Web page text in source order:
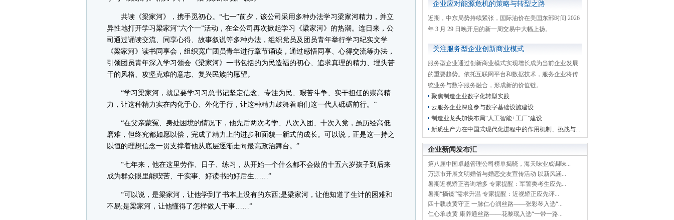
共读《梁家河》，携手觅初心。“七一”前夕，该公司采用多种办法学习梁家河精力，并立
异性地打开学习梁家河“六个一”活动，在全公司再次掀起学习《梁家河》的热潮。连日来，公
司通过诵读交流、同享心得、故事叙说等多种办法，组织党员及团员青年举行学习纪实文学
《梁家河》读书同享会，组织宽广团员青年进行章节诵读，通过感悟同享、心得交流等办法，
引领团员青年深入学习领会《梁家河》一书包括的为民造福的初心、追求真理的精力、埋头苦
干的风格、攻坚克难的意志、复兴民族的愿望。
“学习梁家河，就是要学习习总书记坚定信念、专注为民、艰苦斗争、实干担任的崇高精
力，让这种精力实在内化于心、外化于行，让这种精力鼓舞着咱们这一代人砥砺前行。”
“在父亲蒙冤、身处困境的情况下，他先后两次考学、八次入团、十次入党，虽历经高低
磨难，但终究都如愿以偿，完成了精力上的进步和面貌一新式的成长。可以说，正是这一持之
以恒的理想信念一贯支撑着他从底层逐渐走向最高政治舞台。”
“七年来，他在这里劳作、日子、练习，从开始一个什么都不会做的十五六岁孩子到后来
成为群众眼里能喫苦、干实事、好读书的好后生……”
“可以说，是梁家河，让他学到了书本上没有的东西;是梁家河，让他知道了生计的困难和
不易;是梁家河，让他懂得了怎样做人干事……”
企业应对能源危机的策略与转型之路
近期，中东局势持续紧张，国际油价在美国东部时间 2026
年 3 月 29 日晚开启的新一周交易中大幅上扬。
关注服务型企业创新商业模式
服务型企业通过创新商业模式实现增长成为当前企业发展
的重要趋势。依托互联网平台和数据技术，服务企业将传
统业务与数字服务融合，形成新的价值链。
聚焦制造企业数字化转型实践
云服务企业深度参与数字基础设施建设
制造业龙头加快布局“人工智能+工厂”建设
新质生产力在中国式现代化进程中的作用机制、挑战与...
企业新闻发布汇
第八届中国卓越管理公司榜单揭晓，海天味业成调味...
万源市开展文明婚俗与婚恋交友宣传活动 以新风涵...
暑期近视矫正咨询增多 专家提醒：军警类考生应先...
暑期“摘镜”需求升温 专家提醒：近视矫正应先评...
四十载岐黄守正 一脉仁心润丝路——张彩琴入选“...
仁心承岐黄 康养通丝路——花黎珉入选“一带一路...